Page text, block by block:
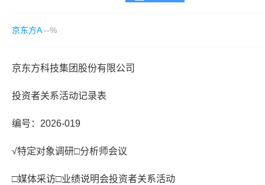
京东方A --%
京东方科技集团股份有限公司
投资者关系活动记录表
编号：2026-019
√特定对象调研□分析师会议
□媒体采访□业绩说明会投资者关系活动